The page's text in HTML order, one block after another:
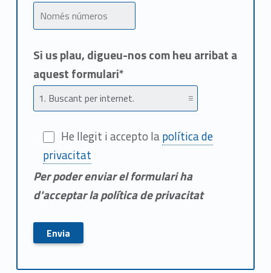
Si us plau, digueu-nos com heu arribat a
aquest formulari*
He llegit i accepto lapolítica de
privacitat
Per poder enviar el formulari ha
d'acceptar la política de privacitat